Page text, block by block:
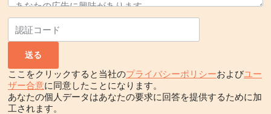
ここをクリックすると当社のプライバシーポリシーおよびユー
ザー合意に同意したことになります。
あなたの個人データはあなたの要求に回答を提供するために加
工されます。